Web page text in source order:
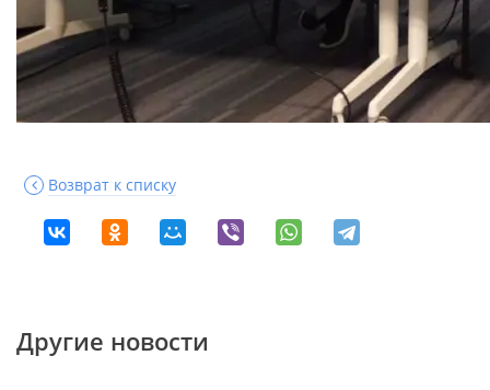
Возврат к списку
Другие новости